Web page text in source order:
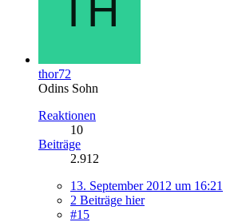
thor72
Odins Sohn
Reaktionen
10
Beiträge
2.912
13. September 2012 um 16:21
2 Beiträge hier
#15